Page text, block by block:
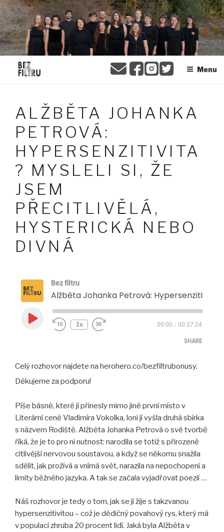
Přejít
k
obsahu
webu
BEZ FILTRU
Menu
ALŽBĚTA JOHANKA
PETROVÁ:
HYPERSENZITIVITA
? MYSLELI SI, ŽE
JSEM
PŘECITLIVĚLÁ,
HYSTERICKÁ NEBO
DIVNÁ
Bez filtru
Play
Episode
1x 00:00 / 00:27:24
SHARE
SHARE
EMBED
Celý rozhovor najdete na herohero.co/bezfiltrubonusy.
Děkujeme za podporu!
Píše básně, které jí přinesly mimo jiné první místo v
Literární ceně Vladimíra Vokolka, loni jí vyšla druhá sbírka
s názvem Rodiště. Alžběta Johanka Petrová o své tvorbě
říká, že je to pro ni nutnost: narodila se totiž s přirozeně
citlivější nervovou soustavou, a když se někomu snažila
sdělit, jak prožívá a vnímá svět, narazila na nepochopení a
limity běžného jazyka. A tak se začala vyjadřovat poezií …
Náš rozhovor je tedy o tom, jak se jí žije s takzvanou
hypersenzitivitou – což je dědičný povahový rys, který má
v populaci zhruba 20 procent lidí. Jaká byla Alžběta v